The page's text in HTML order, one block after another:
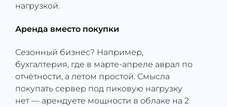
нагрузкой.
Аренда вместо покупки
Сезонный бизнес? Например,
бухгалтерия, где в марте-апреле аврал по
отчётности, а летом простой. Смысла
покупать сервер под пиковую нагрузку
нет — арендуете мощности в облаке на 2